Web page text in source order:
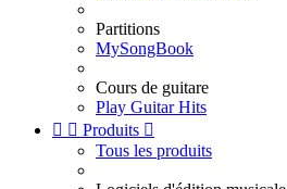
Partitions
MySongBook
Cours de guitare
Play Guitar Hits
  Produits 
Tous les produits